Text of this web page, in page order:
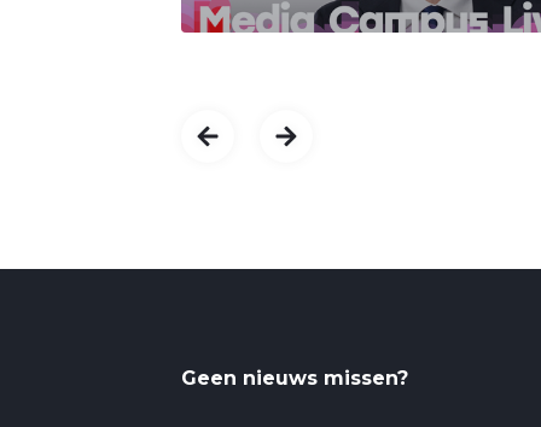
Geen nieuws missen?